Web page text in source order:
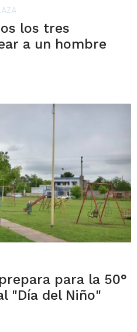
los tres
a un hombre
para la 50°
"Día del Niño"